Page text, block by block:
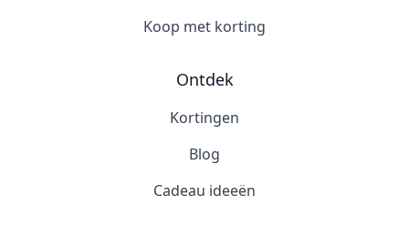
Koop met korting
Ontdek
Kortingen
Blog
Cadeau ideeën